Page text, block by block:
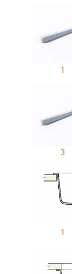
1
3
1